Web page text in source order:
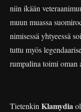
niin ikään
muun muassa
nimisessä yhtyeessä
tuttu myös
rumpalina toimi oman
Tietenkin Klamydia